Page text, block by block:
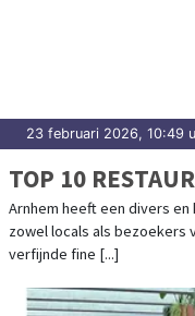
23 februari 2026, 10:49
TOP 10
Arnhem heeft een divers
zowel locals als bezoekers
verfijnde fine [...]